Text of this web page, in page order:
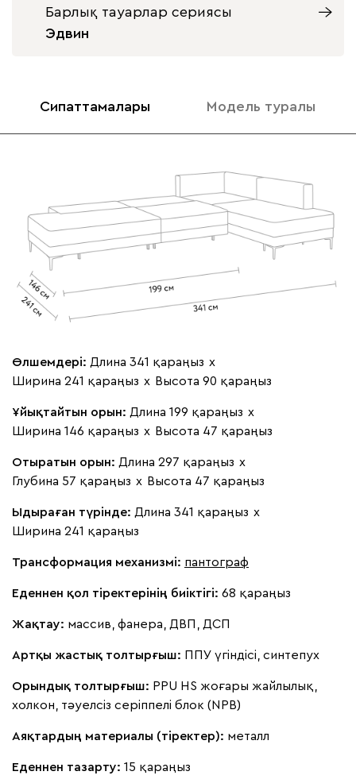
Кларинс 1 566 110
130
Атмосфера
230 240 396
Букле
Вайт Терра
Барлық тауарлар сериясы
Эдвин
Сипаттамалары Модель туралы
Өлшемдері: Длина 341 қараңыз х
Ширина 241 қараңыз х Высота 90 қараңыз
Ұйықтайтын орын: Длина 199 қараңыз х
Ширина 146 қараңыз х Высота 47 қараңыз
Отыратын орын: Длина 297 қараңыз х
Глубина 57 қараңыз х Высота 47 қараңыз
Ыдыраған түрінде: Длина 341 қараңыз х
Ширина 241 қараңыз
Трансформация механизмі: пантограф
Еденнен қол тіректерінің биіктігі: 68 қараңыз
Жақтау: массив, фанера, ДВП, ДСП
Артқы жастық толтырғыш: ППУ үгіндісі, синтепух
Орындық толтырғыш: PPU HS жоғары жайлылық,
холкон, тәуелсіз серіппелі блок (NPB)
Аяқтардың материалы (тіректер): металл
Еденнен тазарту: 15 қараңыз